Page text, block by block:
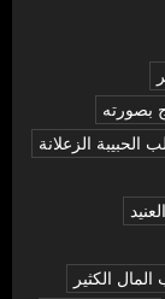
بصورته
الحبيبة الزعلانة
الكثير